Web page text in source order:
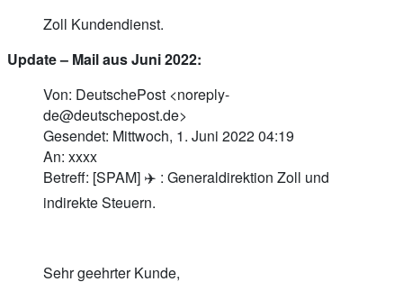
Zoll Kundendienst.
Update – Mail aus Juni 2022:
Von: DeutschePost <noreply-
de@deutschepost.de>
Gesendet: Mittwoch, 1. Juni 2022 04:19
An: xxxx
Betreff: [SPAM] ✈️ : Generaldirektion Zoll und
indirekte Steuern.
Sehr geehrter Kunde,